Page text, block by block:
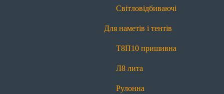
Світловідбиваючі
Для наметів і тентів
Т8П10 пришивна
Л8 лита
Рулонна
Л7 лита Л8 лита
Рулонна блискавка Водовідштовхуючі
Світловідбиваючі
П10 пришивна